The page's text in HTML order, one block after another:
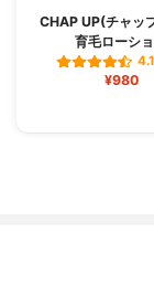
CHAP UP(チャッ
育毛ローシ
¥980